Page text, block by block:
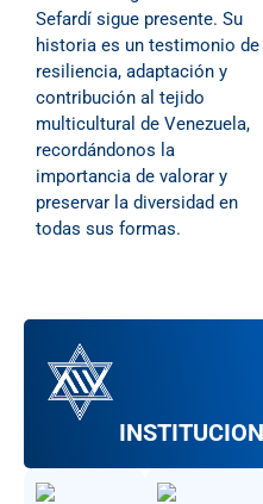
Sefardí sigue presente. Su
historia es un testimonio de
resiliencia, adaptación y
contribución al tejido
multicultural de Venezuela,
recordándonos la
importancia de valorar y
preservar la diversidad en
todas sus formas.